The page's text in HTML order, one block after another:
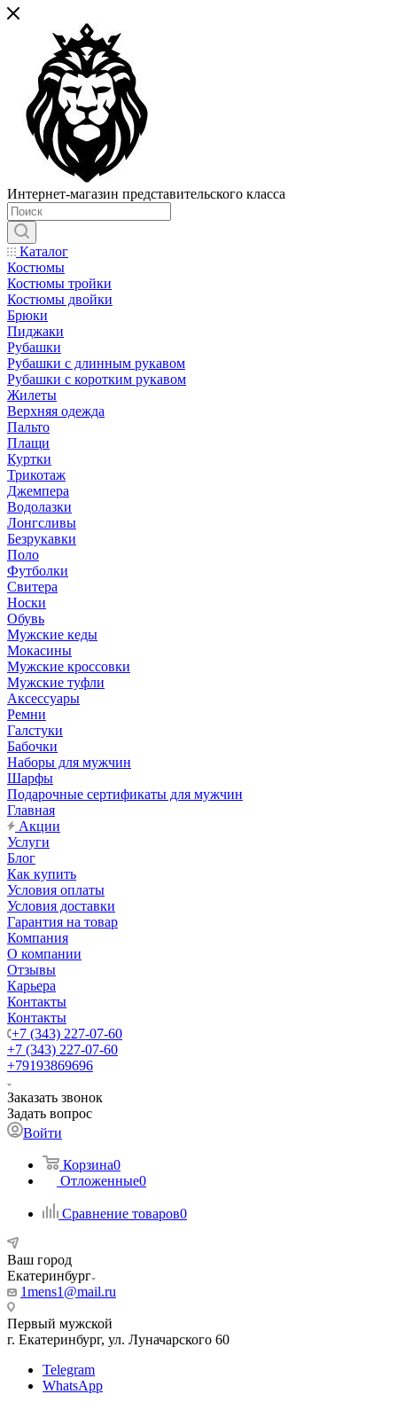
Интернет-магазин представительского класса
Каталог
Костюмы
Костюмы тройки
Костюмы двойки
Брюки
Пиджаки
Рубашки
Рубашки с длинным рукавом
Рубашки с коротким рукавом
Жилеты
Верхняя одежда
Пальто
Плащи
Куртки
Трикотаж
Джемпера
Водолазки
Лонгсливы
Безрукавки
Поло
Футболки
Свитера
Носки
Обувь
Мужские кеды
Мокасины
Мужские кроссовки
Мужские туфли
Аксессуары
Ремни
Галстуки
Бабочки
Наборы для мужчин
Шарфы
Подарочные сертификаты для мужчин
Главная
Акции
Услуги
Блог
Как купить
Условия оплаты
Условия доставки
Гарантия на товар
Компания
О компании
Отзывы
Карьера
Контакты
Контакты
+7 (343) 227-07-60
+7 (343) 227-07-60
+79193869696
Заказать звонок
Задать вопрос
Войти
Корзина0
Отложенные0
Сравнение товаров0
Ваш город
Екатеринбург
1mens1@mail.ru
Первый мужской
г. Екатеринбург, ул. Луначарского 60
Telegram
WhatsApp